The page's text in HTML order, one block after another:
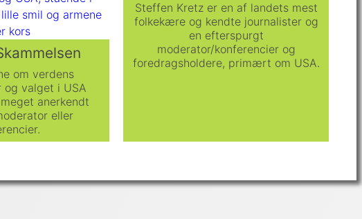
om verdens
valget i USA
anerkendt
eller
Steffen Kretz er en af landets mest
folkekære og kendte journalister og
en efterspurgt
moderator/konferencier og
foredragsholdere, primært om USA.